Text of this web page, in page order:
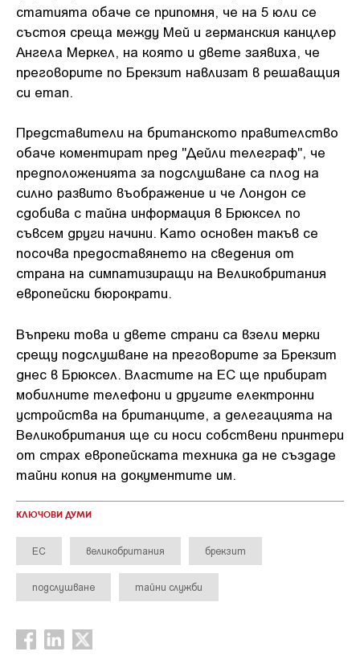
статията обаче се припомня, че на 5 юли се
състоя среща между Мей и германския канцлер
Ангела Меркел, на която и двете заявиха, че
преговорите по Брекзит навлизат в решаващия
си етап.
Представители на британското правителство
обаче коментират пред "Дейли телеграф", че
предположенията за подслушване са плод на
силно развито въображение и че Лондон се
сдобива с тайна информация в Брюксел по
съвсем други начини. Като основен такъв се
посочва предоставянето на сведения от
страна на симпатизиращи на Великобритания
европейски бюрократи.
Въпреки това и двете страни са взели мерки
срещу подслушване на преговорите за Брекзит
днес в Брюксел. Властите на ЕС ще прибират
мобилните телефони и другите електронни
устройства на британците, а делегацията на
Великобритания ще си носи собствени принтери
от страх европейската техника да не създаде
тайни копия на документите им.
КЛЮЧОВИ ДУМИ
ЕС великобритания брекзит
подслушване тайни служби